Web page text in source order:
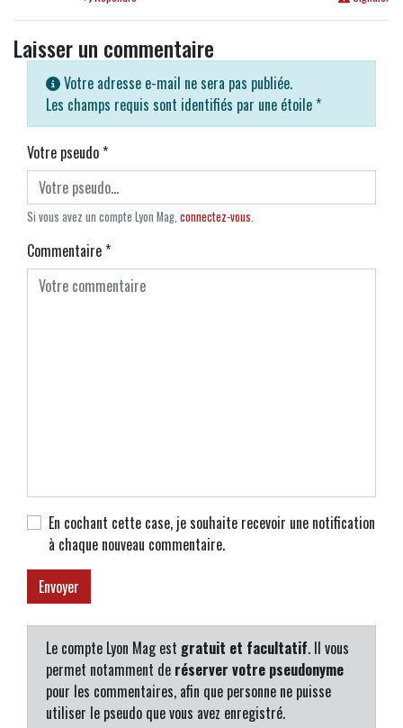
Laisser un commentaire
Votre adresse e-mail ne sera pas publiée.
Les champs requis sont identifiés par une étoile *
Votre pseudo*
Si vous avez un compte Lyon Mag, connectez-vous.
Commentaire*
En cochant cette case, je souhaite recevoir une notification
à chaque nouveau commentaire.
Le compte Lyon Mag est gratuit et facultatif. Il vous
permet notamment de réserver votre pseudonyme
pour les commentaires, afin que personne ne puisse
utiliser le pseudo que vous avez enregistré.